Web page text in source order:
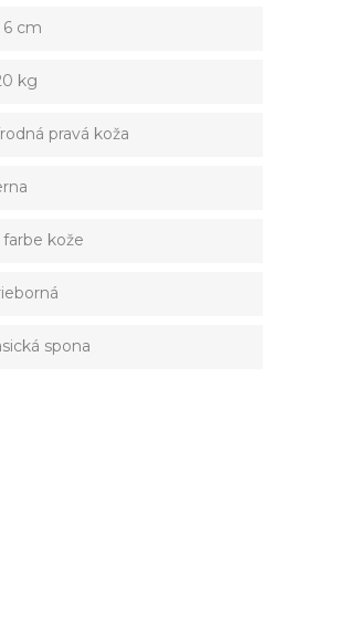
6 cm
kg
pravá koža
farbe kože
spona